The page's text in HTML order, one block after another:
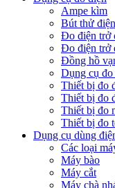
Ampe kìm
Bút thử điện
Đo điện trở
Đo điện trở
Đồng hồ
Dụng cụ đo
Thiết bị đo
Thiết bị đo
Thiết bị đo
Thiết bị đo
Dụng cụ dùng
Các loại
Máy bào
Máy cắt
Máy chà